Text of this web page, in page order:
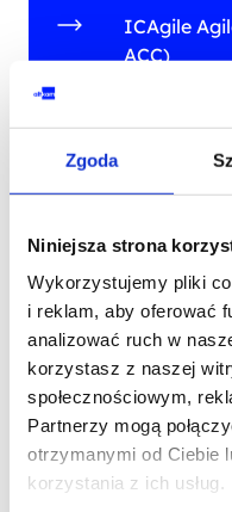
Zgoda
Niniejsza strona
Wykorzystujemy pliki
i reklam, aby oferować
analizować ruch w
korzystasz z naszej
społecznościowym,
Partnerzy mogą
otrzymanymi od Ciebie
korzystania z ich usług.
ICAgile
ACC)
POKAŻ WIĘCEJ
Skontaktuj
IMIĘ I NAZWISKO*